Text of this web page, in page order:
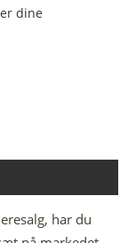
dine
har du